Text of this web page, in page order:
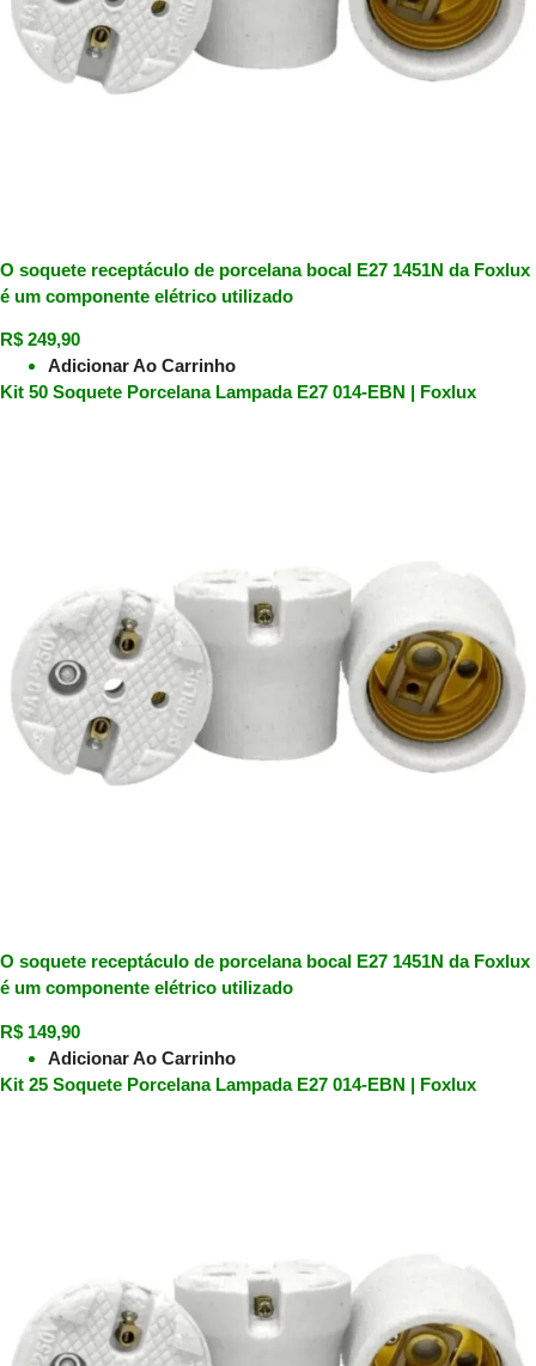
O soquete receptáculo de porcelana bocal E27 1451N da Foxlux
é um componente elétrico utilizado
R$ 249,90
Adicionar Ao Carrinho
Kit 50 Soquete Porcelana Lampada E27 014-EBN | Foxlux
O soquete receptáculo de porcelana bocal E27 1451N da Foxlux
é um componente elétrico utilizado
R$ 149,90
Adicionar Ao Carrinho
Kit 25 Soquete Porcelana Lampada E27 014-EBN | Foxlux